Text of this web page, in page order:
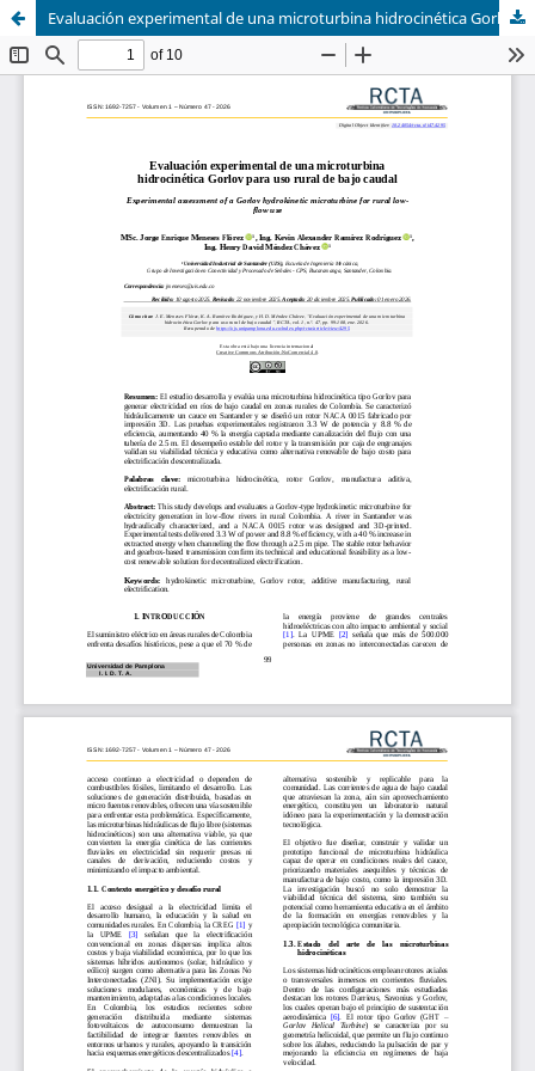
Evaluación experimental de una microturbina hidrocinética Gorlov para uso rural de bajo caudal